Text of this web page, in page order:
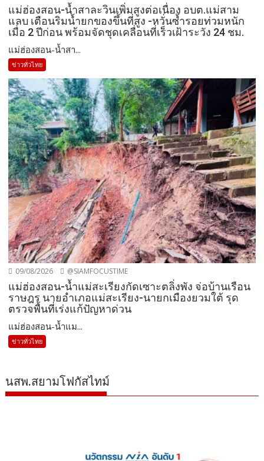
แม่ฮ่องสอน-น้ำสาละวินเพิ่มสูงต่อเนื่อง อบต.แม่สาม
แลบ เตือนริมน้ำยกของขึ้นที่สูง -หวั่นซ้ำรอยท่วมหนัก
เมื่อ 2 ปีก่อน พร้อมจัดชุดเคลื่อนที่เร็วเฝ้าระวัง 24 ชม.
แม่ฮ่องสอน-น้ำสา...
ข่าวทั่วไทย
09/08/2026 @SIAMFOCUSTIME
แม่ฮ่องสอน-น้ำแม่สะเรียงกัดเซาะตลิ่งพัง จ่อบ้านเรือน
ราษฎร นายอำเภอแม่สะเรียง-นายกเมืองยวมใต้ รุด
ตรวจพื้นที่เร่งแก้ปัญหาด่วน
แม่ฮ่องสอน-น้ำแม...
ข่าวทั่วไทย
นสพ.สยามโฟกัสไทม์